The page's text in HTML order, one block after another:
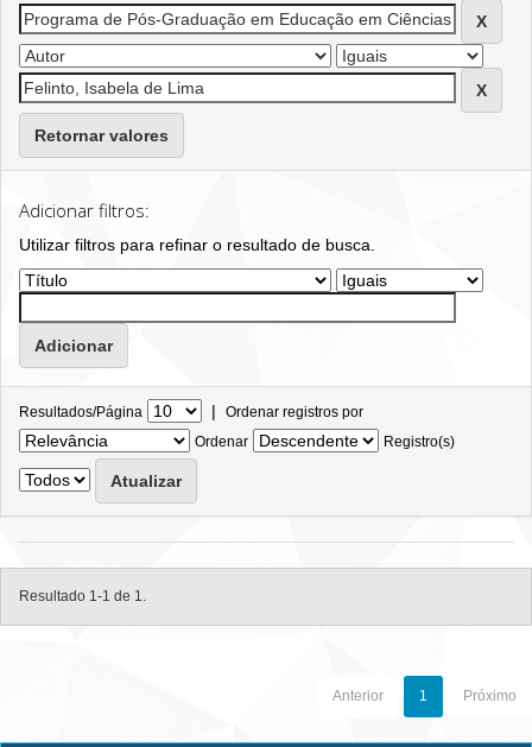
Retornar valores
Adicionar filtros:
Utilizar filtros para refinar o resultado de busca.
Resultados/Página | Ordenar registros por
Ordenar
Registro(s)
Resultado 1-1 de 1.
Anterior 1 Próximo